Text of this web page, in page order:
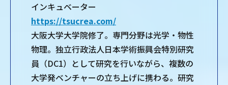
インキュベーター
https://tsucrea.com/
大阪大学大学院修了。専門分野は光学・物性
物理。独立行政法人日本学術振興会特別研究
員（DC1）として研究を行いながら、複数の
大学発ベンチャーの立ち上げに携わる。研究